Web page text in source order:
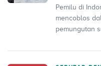
Pemilu di
mencoblos
pemungutan